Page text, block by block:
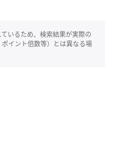
いるため、検索結果が実際の
イント倍数等）とは異なる場